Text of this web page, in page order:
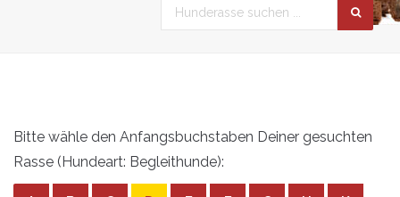
Bitte wähle den Anfangsbuchstaben Deiner gesuchten
Rasse (Hundeart: Begleithunde):